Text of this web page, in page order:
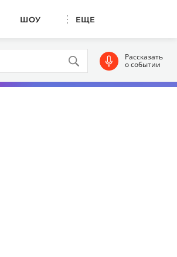
ШОУ ЕЩЕ
Рассказать
о событии